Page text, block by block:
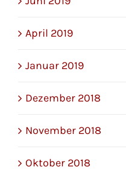
April 2019
Januar 2019
Dezember 2018
November 2018
Oktober 2018